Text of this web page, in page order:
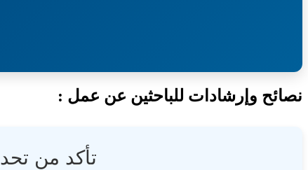
نصائح وإرشادات للباحثين عن عمل :
تأكد من